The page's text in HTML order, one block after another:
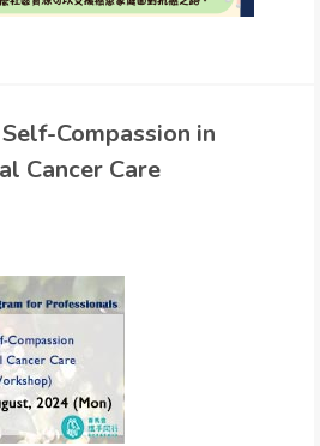
Compassion in
Cancer Care